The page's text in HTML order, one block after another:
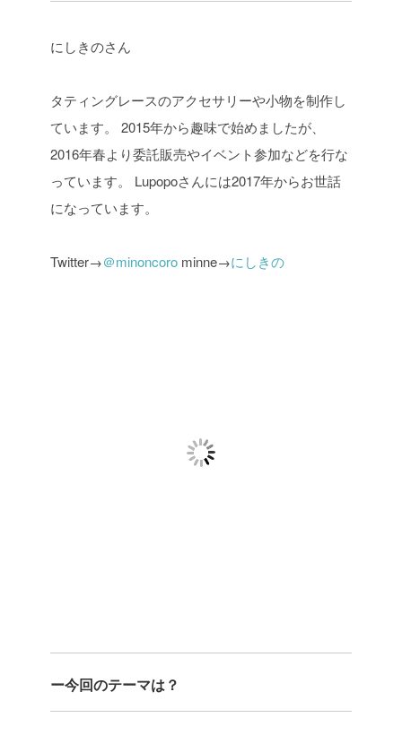
にしきのさん
タティングレースのアクセサリーや小物を制作し
ています。
2015年から趣味で始めましたが、
2016年春より委託販売やイベント参加などを行な
っています。
Lupopoさんには2017年からお世話
になっています。
Twitter→＠minoncoro minne→にしきの
ー今回のテーマは？